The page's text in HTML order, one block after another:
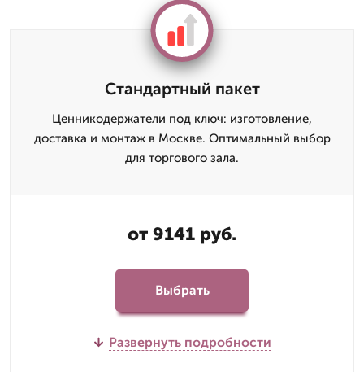
Стандартный пакет
Ценникодержатели под ключ: изготовление,
доставка и монтаж в Москве. Оптимальный выбор
для торгового зала.
от 9141 руб.
Выбрать
Развернуть подробности